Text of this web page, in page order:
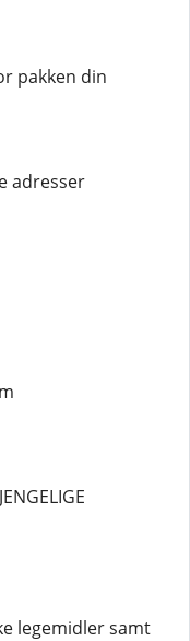
pakken din
adresser
legemidler samt